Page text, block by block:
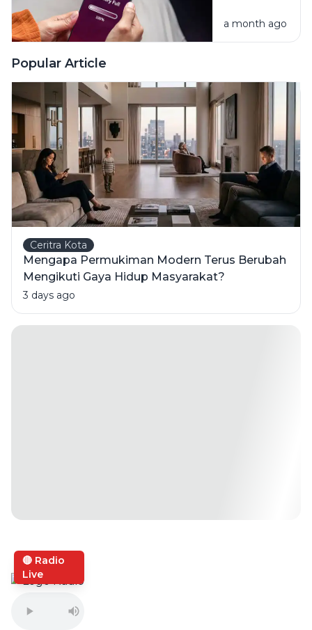
Makin
Lemot?
Alasannya
a month ago
Popular Article
Ceritra Kota
Mengapa Permukiman Modern Terus Berubah
Mengikuti Gaya Hidup Masyarakat?
3 days ago
🔴 Radio
Live